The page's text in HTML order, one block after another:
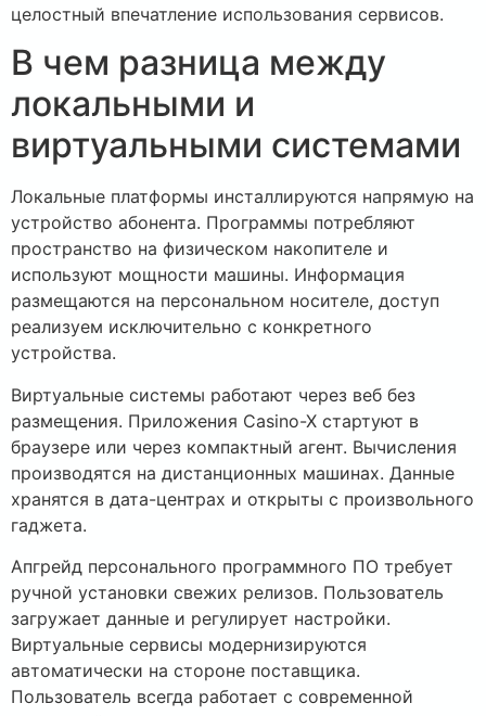
целостный впечатление использования сервисов.
В чем разница между
локальными и
виртуальными системами
Локальные платформы инсталлируются напрямую на
устройство абонента. Программы потребляют
пространство на физическом накопителе и
используют мощности машины. Информация
размещаются на персональном носителе, доступ
реализуем исключительно с конкретного
устройства.
Виртуальные системы работают через веб без
размещения. Приложения Casino-X стартуют в
браузере или через компактный агент. Вычисления
производятся на дистанционных машинах. Данные
хранятся в дата-центрах и открыты с произвольного
гаджета.
Апгрейд персонального программного ПО требует
ручной установки свежих релизов. Пользователь
загружает данные и регулирует настройки.
Виртуальные сервисы модернизируются
автоматически на стороне поставщика.
Пользователь всегда работает с современной